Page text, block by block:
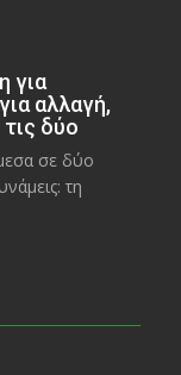
για
αλλαγή,
δύο
σε δύο
τη